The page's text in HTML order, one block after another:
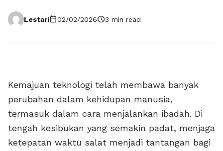
Lestaricalendar_today02/02/2026schedule3 min read
Kemajuan teknologi telah membawa banyak
perubahan dalam kehidupan manusia,
termasuk dalam cara menjalankan ibadah. Di
tengah kesibukan yang semakin padat, menjaga
ketepatan waktu salat menjadi tantangan bagi